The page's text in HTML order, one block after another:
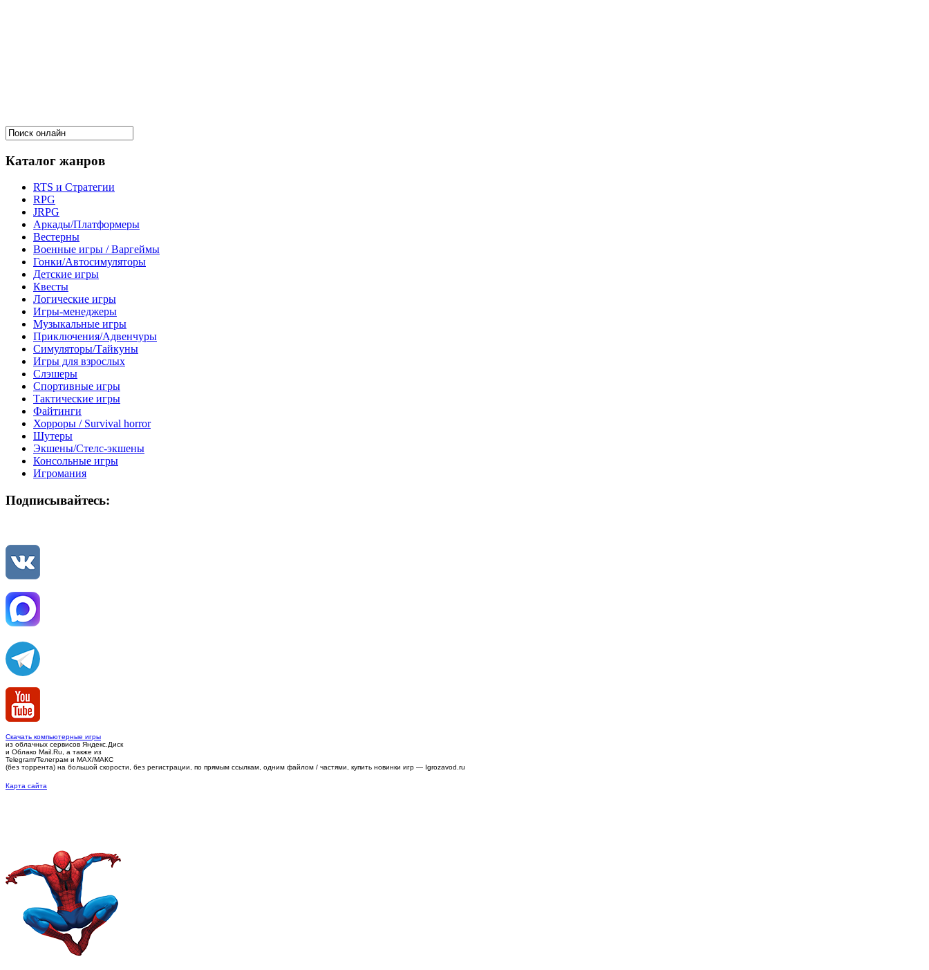
Каталог жанров
RTS и Стратегии
RPG
JRPG
Аркады/Платформеры
Вестерны
Военные игры / Варгеймы
Гонки/Автосимуляторы
Детские игры
Квесты
Логические игры
Игры-менеджеры
Музыкальные игры
Приключения/Адвенчуры
Симуляторы/Тайкуны
Игры для взрослых
Слэшеры
Спортивные игры
Тактические игры
Файтинги
Хорроры / Survival horror
Шутеры
Экшены/Стелс-экшены
Консольные игры
Игромания
Подписывайтесь:
Скачать компьютерные игры
из облачных сервисов Яндекс.Диск
и Облако Mail.Ru, а также из
Telegram/Телеграм и MAX/МАКС
(без торрента) на большой скорости, без регистрации, по прямым ссылкам, одним файлом / частями, купить новинки игр — Igrozavod.ru
Карта сайта